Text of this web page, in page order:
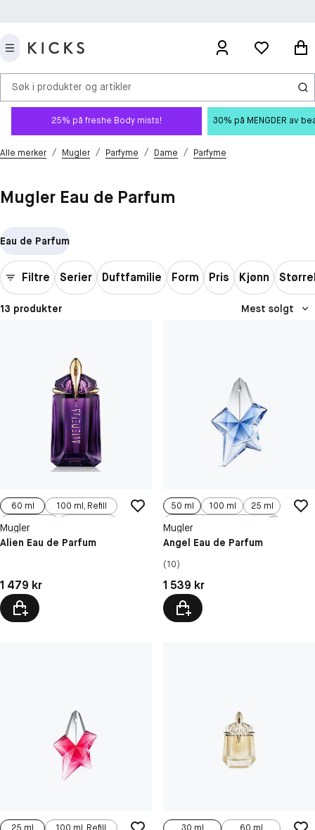
Søk i produkter og artikler
25% på freshe Body mists! 30% på MENGDER av
Alle merker / Mugler / Parfyme / Dame / Parfyme
Mugler Eau de Parfum
Eau de Parfum
Filtre Serier Duftfamilie Form Pris Kjønn
13 produkter Mest solgt
60 ml
100 ml, Refill
90 ml
Mugler
Alien Eau de Parfum
Pris: 1 479 kr
1 479 kr
50 ml 100 ml
25 ml
Mugler
Angel Eau de Parfum
(10)
Pris: 1 539 kr
1 539 kr